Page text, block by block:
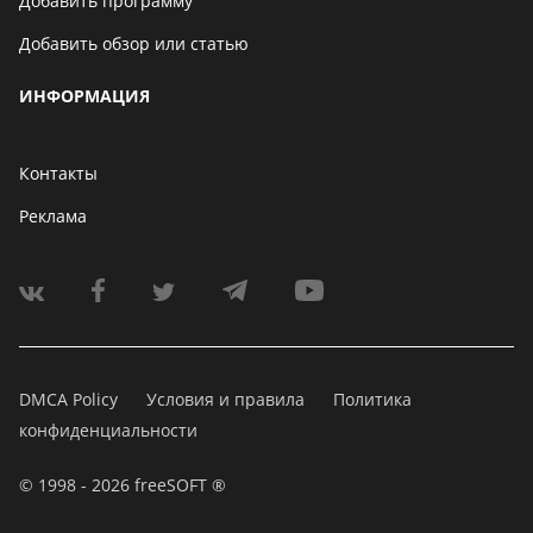
Добавить обзор или статью
ИНФОРМАЦИЯ
Контакты
Реклама
DMCA Policy Условия и правила
Политика
конфиденциальности
© 1998 - 2026 freeSOFT ®